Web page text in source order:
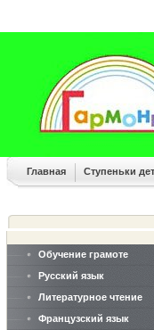
Главная Ступеньки
Обучение грамоте
Русский язык
Литературное чтение
Французский язык